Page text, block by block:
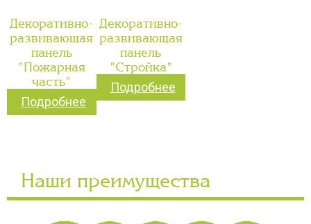
Декоративно-
развивающая
панель
"Пожарная
часть"
Подробнее
Декоративно-
развивающая
панель
"Стройка"
Подробнее
Наши преимущества